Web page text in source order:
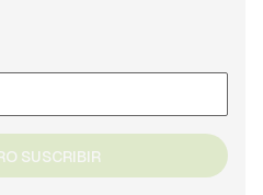
SUSCRIBIR